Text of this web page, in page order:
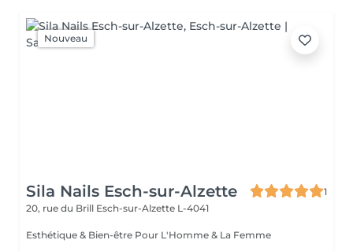
Nouveau
Sila Nails Esch-sur-Alzette
1
20, rue du Brill Esch-sur-Alzette L-4041
Esthétique & Bien-être Pour L'Homme & La Femme